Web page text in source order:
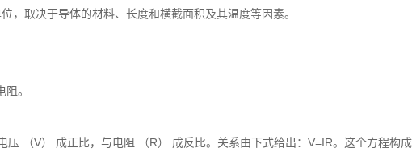
，取决于导体的材料、长度和横截面积及其温度等因素。
。
（V） 成正比，与电阻 （R） 成反比。关系由下式给出：V=IR。这个方程构